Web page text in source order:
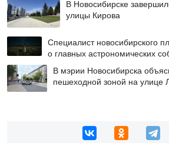
В Новосибирске
улицы Кирова
Специалист новосибирского
о главных астрономических
В мэрии Новосибирска
пешеходной зоной на улице